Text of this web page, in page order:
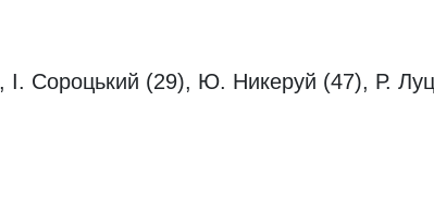
Сороцький (29), Ю. Никеруй (47), Р.